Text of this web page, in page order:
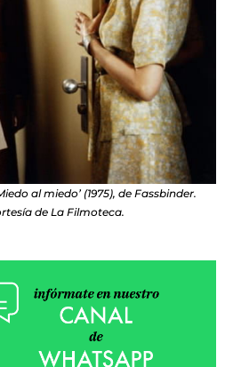
al miedo’ (1975), de Fassbinder.
de La Filmoteca.